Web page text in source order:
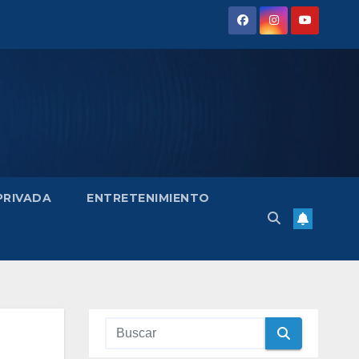
ENTRETENIMIENTO